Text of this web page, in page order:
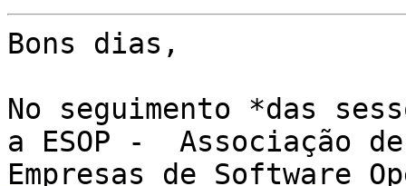
Bons dias,
No seguimento *das
a ESOP -  Associação de